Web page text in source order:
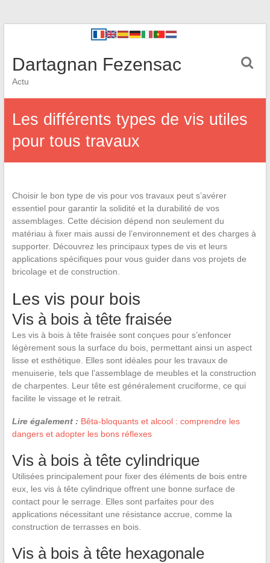
Dartagnan Fezensac
Actu
Les différents types de vis utiles
pour tous travaux
Choisir le bon type de vis pour vos travaux peut s’avérer
essentiel pour garantir la solidité et la durabilité de vos
assemblages. Cette décision dépend non seulement du
matériau à fixer mais aussi de l’environnement et des charges à
supporter. Découvrez les principaux types de vis et leurs
applications spécifiques pour vous guider dans vos projets de
bricolage et de construction.
Les vis pour bois
Vis à bois à tête fraisée
Les vis à bois à tête fraisée sont conçues pour s’enfoncer
légèrement sous la surface du bois, permettant ainsi un aspect
lisse et esthétique. Elles sont idéales pour les travaux de
menuiserie, tels que l’assemblage de meubles et la construction
de charpentes. Leur tête est généralement cruciforme, ce qui
facilite le vissage et le retrait.
Lire également : Bêta-bloquants et alcool : comprendre les
dangers et adopter les bons réflexes
Vis à bois à tête cylindrique
Utilisées principalement pour fixer des éléments de bois entre
eux, les vis à tête cylindrique offrent une bonne surface de
contact pour le serrage. Elles sont parfaites pour des
applications nécessitant une résistance accrue, comme la
construction de terrasses en bois.
Vis à bois à tête hexagonale